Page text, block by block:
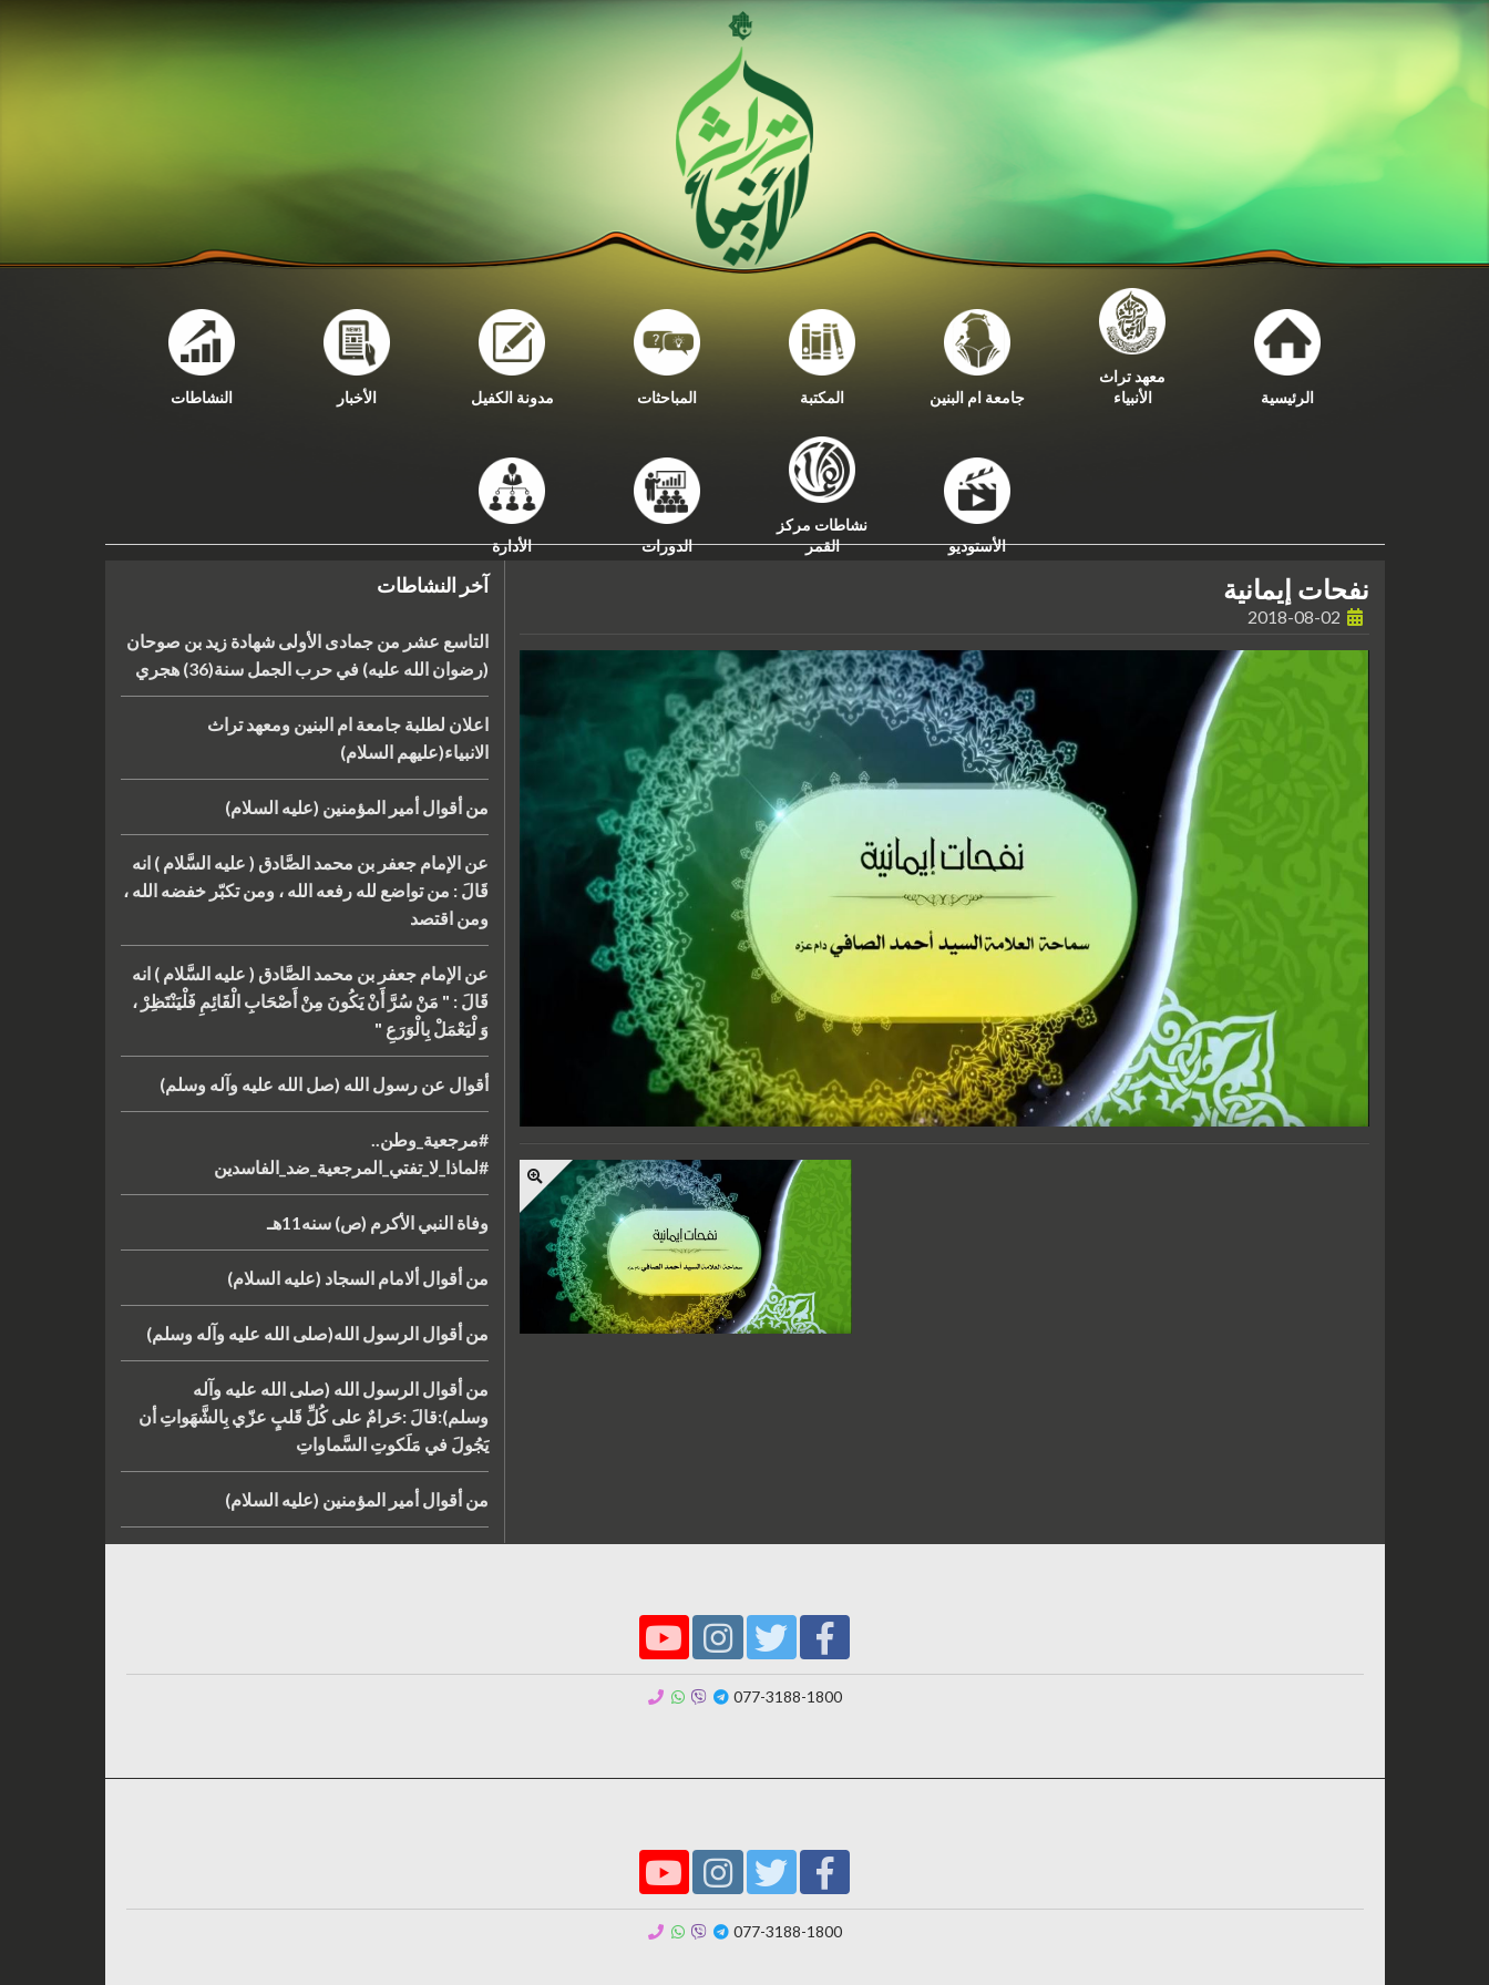
الرئيسية
معهد تراث
الأنبياء
جامعة ام البنين المكتبة المباحثات مدونة الكفيل الأخبار النشاطات
الأستوديو
نشاطات مركز
القمر
الدورات الأدارة
نفحات إيمانية
2018-08-02
آخر النشاطات
التاسع عشر من جمادى الأولى شهادة زيد بن صوحان
(رضوان الله عليه) في حرب الجمل سنة(36) هجري
اعلان لطلبة جامعة ام البنين ومعهد تراث
الانبياء(عليهم السلام)
من أقوال أمير المؤمنين (عليه السلام)
عن الإمام جعفر بن محمد الصَّادق ( عليه السَّلام ) انه
قَالَ : من تواضع لله رفعه الله ، ومن تكبّر خفضه الله ،
ومن اقتصد
عن الإمام جعفر بن محمد الصَّادق ( عليه السَّلام ) انه
قَالَ : " مَنْ سُرَّ أَنْ يَكُونَ مِنْ أَصْحَابِ الْقَائِمِ فَلْيَنْتَظِرْ ،
وَ لْيَعْمَلْ بِالْوَرَعِ "
أقوال عن رسول الله (صل الله عليه وآله وسلم)
#مرجعية_وطن..
#لماذا_لا_تفتي_المرجعية_ضد_الفاسدين
وفاة النبي الأكرم (ص) سنه11هـ
من أقوال ألامام السجاد (عليه السلام)
من أقوال الرسول الله(صلى الله عليه وآله وسلم)
من أقوال الرسول الله (صلى الله عليه وآله
وسلم):قالَ :حَرامٌ على كُلِّ قَلبٍ عزّي بِالشَّهَواتِ أن
يَجُولَ في مَلَكوتِ السَّماواتِ
من أقوال أمير المؤمنين (عليه السلام)
077-3188-1800
077-3188-1800